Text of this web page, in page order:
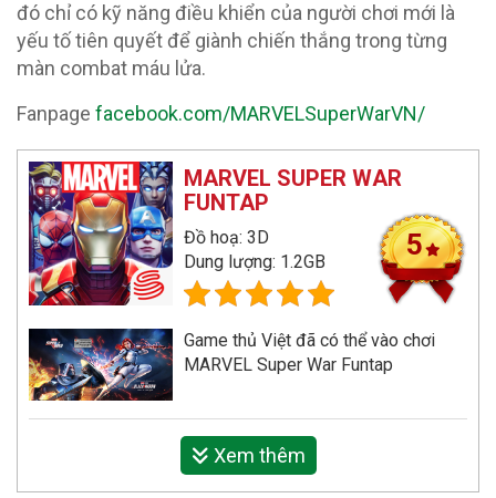
đó chỉ có kỹ năng điều khiển của người chơi mới là
yếu tố tiên quyết để giành chiến thắng trong từng
màn combat máu lửa.
Fanpage facebook.com/MARVELSuperWarVN/
MARVEL SUPER WAR
FUNTAP
Đồ hoạ: 3D
Dung lượng: 1.2GB
5
Game thủ Việt đã có thể vào chơi
MARVEL Super War Funtap
Xem thêm